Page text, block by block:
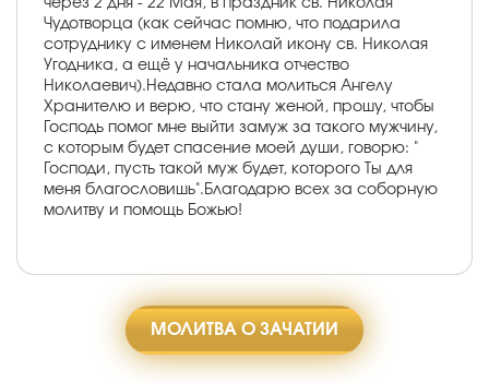
через 2 дня - 22 Мая, в праздник св. Николая
Чудотворца (как сейчас помню, что подарила
сотруднику с именем Николай икону св. Николая
Угодника, а ещё у начальника отчество
Николаевич).Недавно стала молиться Ангелу
Хранителю и верю, что стану женой, прошу, чтобы
Господь помог мне выйти замуж за такого мужчину,
с которым будет спасение моей души, говорю: "
Господи, пусть такой муж будет, которого Ты для
меня благословишь".Благодарю всех за соборную
молитву и помощь Божью!
МОЛИТВА О ЗАЧАТИИ